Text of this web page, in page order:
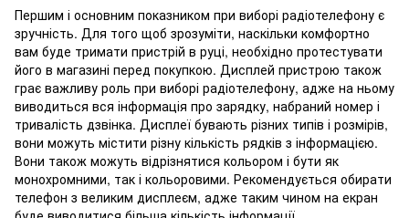
Першим і основним показником при виборі радіотелефону є
зручність. Для того щоб зрозуміти, наскільки комфортно
вам буде тримати пристрій в руці, необхідно протестувати
його в магазині перед покупкою. Дисплей пристрою також
грає важливу роль при виборі радіотелефону, адже на ньому
виводиться вся інформація про зарядку, набраний номер і
тривалість дзвінка. Дисплеї бувають різних типів і розмірів,
вони можуть містити різну кількість рядків з інформацією.
Вони також можуть відрізнятися кольором і бути як
монохромними, так і кольоровими. Рекомендується обирати
телефон з великим дисплеєм, адже таким чином на екран